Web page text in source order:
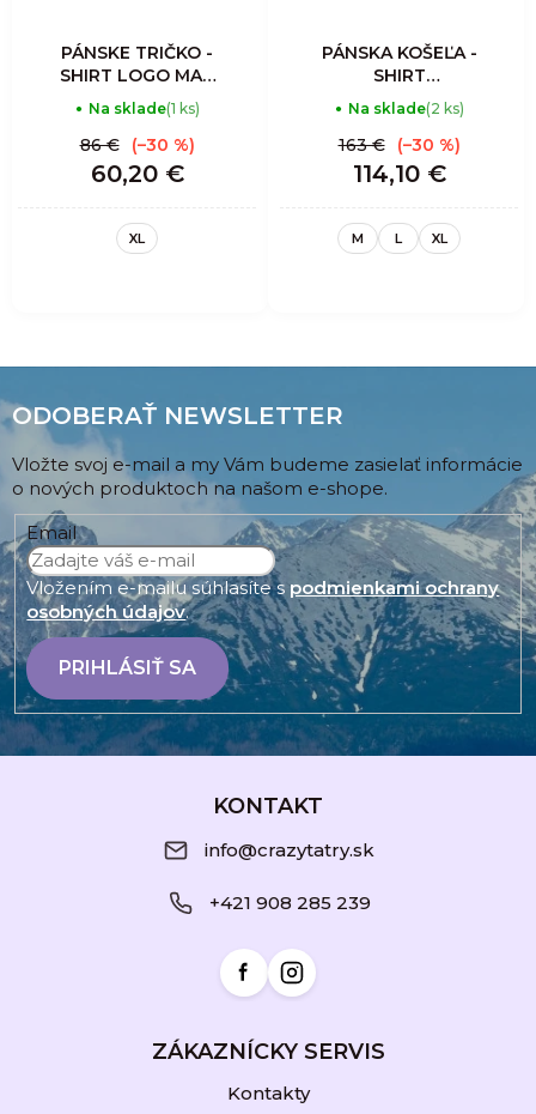
PÁNSKE TRIČKO -
SHIRT LOGO MAN
- LIKEN
Na sklade(1 ks)
60,20 €
86 € (–30 %)
XL
PÁNSKA KOŠEĽA -
SHIRT
LUMBERJACK -
SCOTTISH GRAY
Na sklade(2 ks)
114,10 €
163 € (–30 %)
M L XL
ODOBERAŤ NEWSLETTER
Vložte svoj e-mail a my Vám budeme zasielať informácie
o nových produktoch na našom e-shope.
Email
Vložením e-mailu súhlasíte spodmienkami ochrany
osobných údajov.
PRIHLÁSIŤ SA
KONTAKT
info@crazytatry.sk
+421 908 285 239
ZÁKAZNÍCKY SERVIS
Kontakty